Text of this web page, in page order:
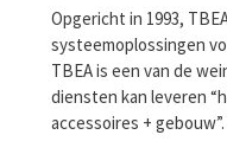
Opgericht in 1993,
systeemoplossingen
TBEA is een van de
diensten kan leveren
accessoires + gebouw”.